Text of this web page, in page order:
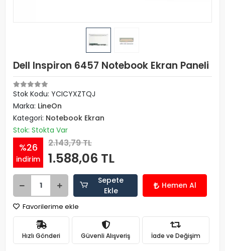
Dell Inspiron 6457 Notebook Ekran Paneli
Stok Kodu: YCICYXZTQJ
Marka: LineOn
Kategori: Notebook Ekran
Stok: Stokta Var
%26
indirim
2.143,79 TL
1.588,06 TL
Sepete
Ekle
Hemen Al
Favorilerime ekle
Hızlı Gönderi Güvenli Alışveriş İade ve Değişim